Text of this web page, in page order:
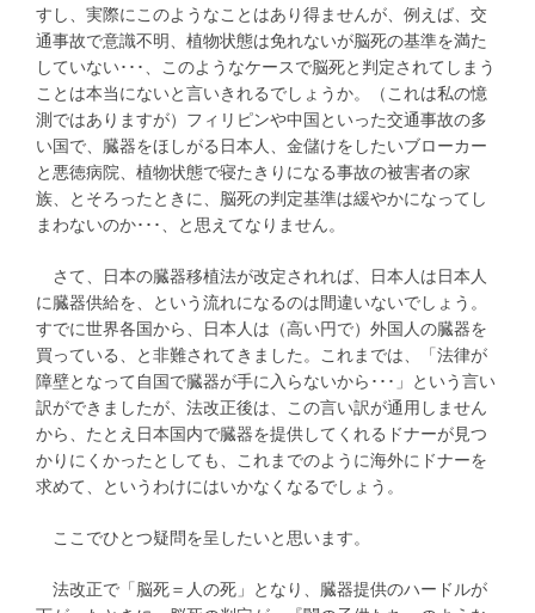
すし、実際にこのようなことはあり得ませんが、例えば、交
通事故で意識不明、植物状態は免れないが脳死の基準を満た
していない･･･、このようなケースで脳死と判定されてしまう
ことは本当にないと言いきれるでしょうか。（これは私の憶
測ではありますが）フィリピンや中国といった交通事故の多
い国で、臓器をほしがる日本人、金儲けをしたいブローカー
と悪徳病院、植物状態で寝たきりになる事故の被害者の家
族、とそろったときに、脳死の判定基準は緩やかになってし
まわないのか･･･、と思えてなりません。
さて、日本の臓器移植法が改定されれば、日本人は日本人
に臓器供給を、という流れになるのは間違いないでしょう。
すでに世界各国から、日本人は（高い円で）外国人の臓器を
買っている、と非難されてきました。これまでは、「法律が
障壁となって自国で臓器が手に入らないから･･･」という言い
訳ができましたが、法改正後は、この言い訳が通用しません
から、たとえ日本国内で臓器を提供してくれるドナーが見つ
かりにくかったとしても、これまでのように海外にドナーを
求めて、というわけにはいかなくなるでしょう。
ここでひとつ疑問を呈したいと思います。
法改正で「脳死＝人の死」となり、臓器提供のハードルが